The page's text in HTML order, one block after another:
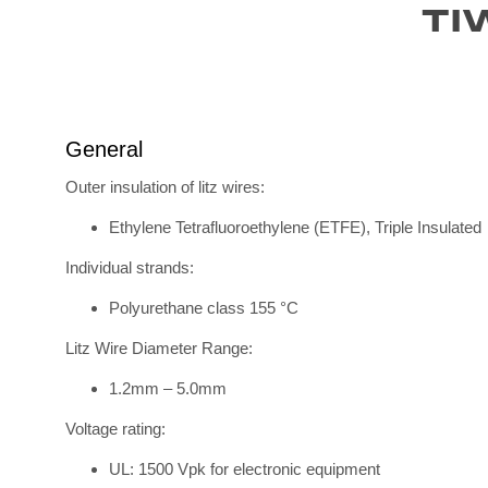
General
Outer insulation of litz wires:
Ethylene Tetrafluoroethylene (ETFE), Triple Insulated
Individual strands:
Polyurethane class 155 °C
Litz Wire Diameter Range:
1.2mm – 5.0mm
Voltage rating:
UL: 1500 Vpk for electronic equipment